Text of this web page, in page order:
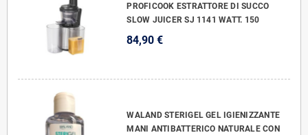
PROFICOOK ESTRATTORE DI SUCCO
SLOW JUICER SJ 1141 WATT. 150
84,90 €
WALAND STERIGEL GEL IGIENIZZANTE
MANI ANTIBATTERICO NATURALE CON